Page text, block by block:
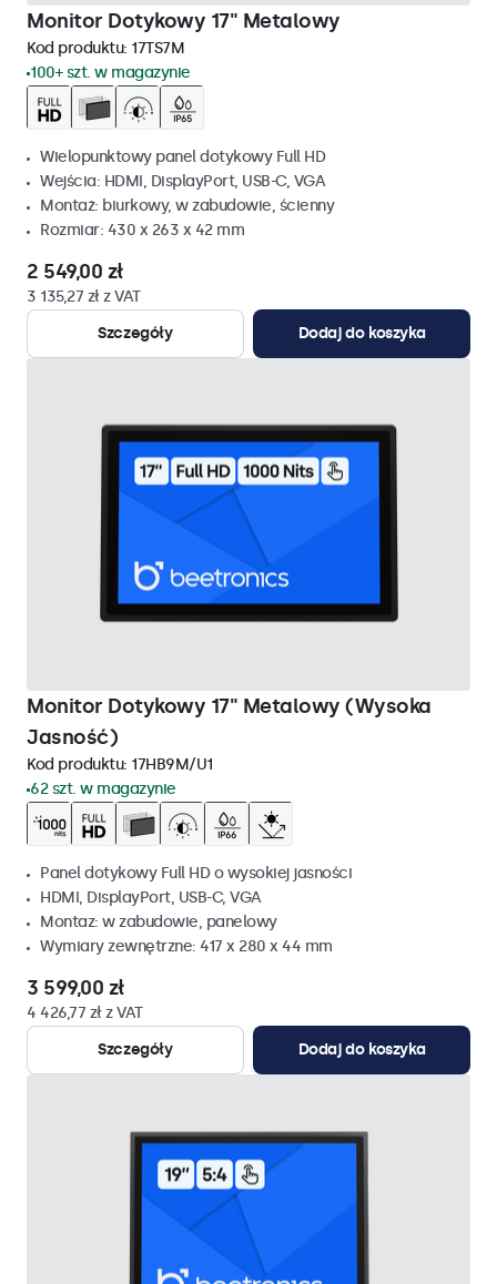
Monitor Dotykowy 17" Metalowy
Kod produktu: 17TS7M
100+ szt. w magazynie
Wielopunktowy panel dotykowy Full HD
Wejścia: HDMI, DisplayPort, USB-C, VGA
Montaż: biurkowy, w zabudowie, ścienny
Rozmiar: 430 x 263 x 42 mm
2 549,00 zł
3 135,27 zł z VAT
Szczegóły
Dodaj do koszyka
Monitor Dotykowy 17" Metalowy (Wysoka
Jasność)
Kod produktu: 17HB9M/U1
62 szt. w magazynie
Panel dotykowy Full HD o wysokiej jasności
HDMI, DisplayPort, USB-C, VGA
Montaz: w zabudowie, panelowy
Wymiary zewnętrzne: 417 x 280 x 44 mm
3 599,00 zł
4 426,77 zł z VAT
Szczegóły
Dodaj do koszyka